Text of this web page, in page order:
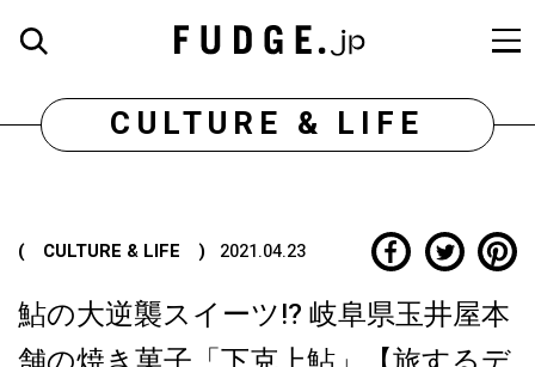
CULTURE & LIFE
( CULTURE & LIFE ) 2021.04.23
鮎の大逆襲スイーツ!? 岐阜県玉井屋本